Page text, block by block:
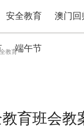
安全教育 澳门回
端午节
教育
育班会教